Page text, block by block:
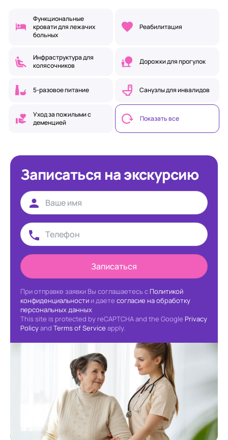
Функциональные
кровати для лежачих
больных
Реабилитация
Инфраструктура для
колясочников
Дорожки для прогулок
5-разовое питание Санузлы для инвалидов
Уход за пожилыми с
деменцией
Показать все
Записаться на экскурсию
Записаться
При отправке заявки Вы соглашаетесь с Политикой
конфиденциальности и даете согласие на обработку
персональных данных
This site is protected by reCAPTCHA and the Google Privacy
Policyand Terms of Service apply.